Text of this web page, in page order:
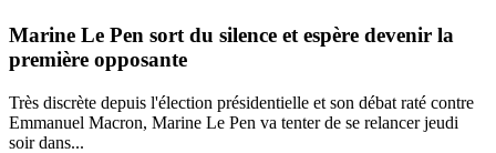
Marine Le Pen sort du silence et espère devenir la
première opposante
Très discrète depuis l'élection présidentielle et son débat raté contre
Emmanuel Macron, Marine Le Pen va tenter de se relancer jeudi
soir dans...